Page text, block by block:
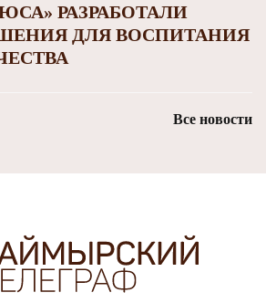
РАЗРАБОТАЛИ
ДЛЯ ВОСПИТАНИЯ
Все новости